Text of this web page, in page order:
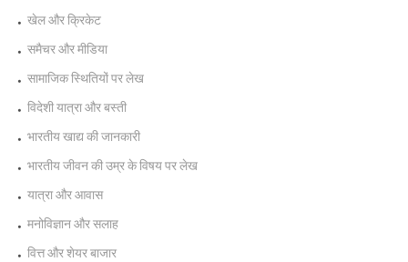
खेल और क्रिकेट
समैचर और मीडिया
सामाजिक स्थितियों पर लेख
विदेशी यात्रा और बस्ती
भारतीय खाद्य की जानकारी
भारतीय जीवन की उम्र के विषय पर लेख
यात्रा और आवास
मनोविज्ञान और सलाह
वित्त और शेयर बाजार